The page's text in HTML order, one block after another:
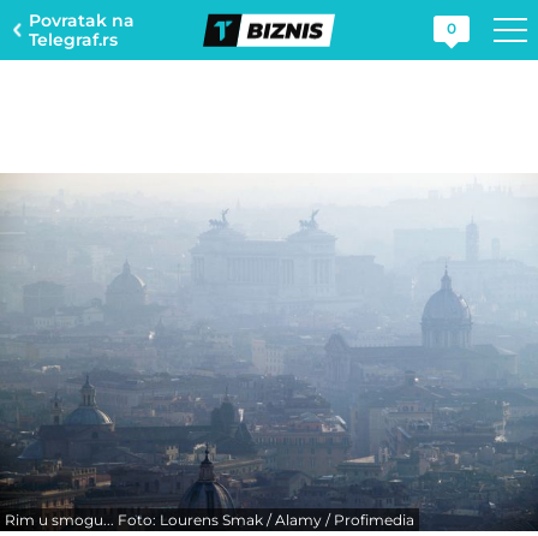
Povratak na
Telegraf.rs
0
Rim u smogu... Foto: Lourens Smak / Alamy / Profimedia